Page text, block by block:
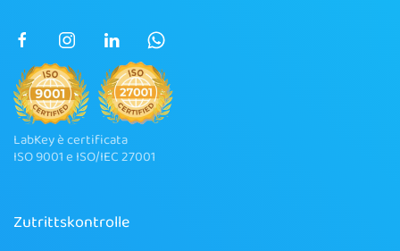
LabKey è certificata
ISO 9001 e ISO/IEC 27001
Zutrittskontrolle